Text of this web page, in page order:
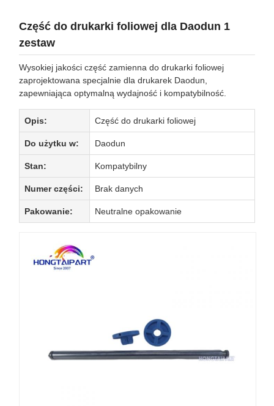
Część do drukarki foliowej dla Daodun 1
zestaw
Wysokiej jakości część zamienna do drukarki foliowej
zaprojektowana specjalnie dla drukarek Daodun,
zapewniająca optymalną wydajność i kompatybilność.
Opis: Część do drukarki foliowej
Do użytku w: Daodun
Stan: Kompatybilny
Numer części: Brak danych
Pakowanie: Neutralne opakowanie